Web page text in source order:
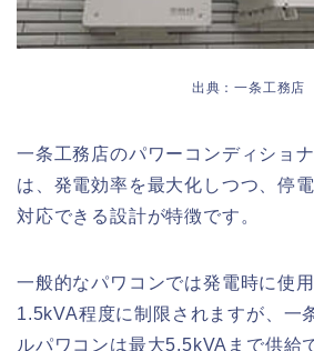
出典：一条工務店
一条工務店のパワーコンディショ
は、発電効率を最大化しつつ、停
対応できる設計が特徴です。
一般的なパワコンでは発電時に使
1.5kVA程度に制限されますが、一
ルパワコンは最大5.5kVAまで供給